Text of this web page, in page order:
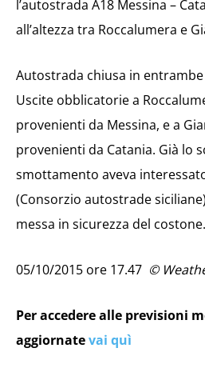
l’autostrada A18 Messina –
all’altezza tra Roccalumera e
Autostrada chiusa in
Uscite obblicatorie a
provenienti da Messina, e a
provenienti da Catania. Già lo
smottamento aveva
(Consorzio autostrade
messa in sicurezza del costone.
05/10/2015 ore 17.47 ©
Per accedere alle previsioni
aggiornatevai quì